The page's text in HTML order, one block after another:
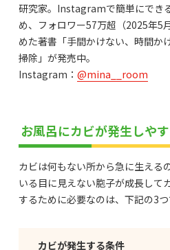
研究家。Instagramで簡単にでき
め、フォロワー57万超（2025年5
めた著書「手間かけない、時間か
掃除」が発売中。
Instagram： @mina__room
お風呂にカビが発生しや
カビは何もない所から急に生える
いる目に見えない胞子が成長して
するために必要なのは、下記の3つ
カビが発生する条件